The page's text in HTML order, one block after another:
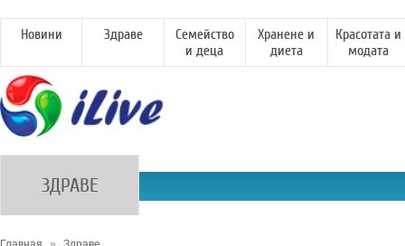
Новини Здраве
Семейство
и деца
Хранене и
диета
Красотата и
модата
ЗДРАВЕ